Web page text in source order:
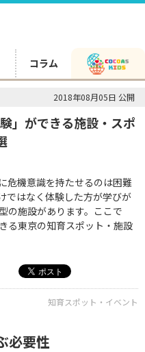
コラム
2018年08月05日 公開
」ができる施設・スポ
危機意識を持たせるのは困難
ではなく体験した方が学びが
の施設があります。ここで
る東京の知育スポット・施設
知育スポット・イベント
必要性